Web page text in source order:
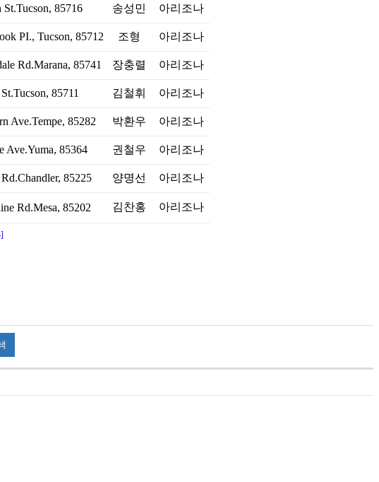
St.Tucson, 85716 송성민 아리조나
PI., Tucson, 85712 조형 아리조나
Rd.Marana, 85741 장충렬 아리조나
85711 김철휘 아리조나
Ave.Tempe, 85282 박환우 아리조나
Ave.Yuma, 85364 권철우 아리조나
85225 양명선 아리조나
Rd.Mesa, 85202 김찬홍 아리조나